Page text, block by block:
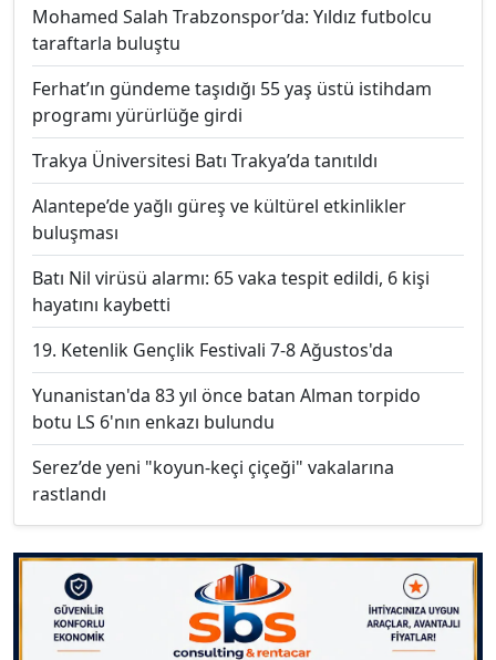
Mohamed Salah Trabzonspor’da: Yıldız futbolcu
taraftarla buluştu
Ferhat’ın gündeme taşıdığı 55 yaş üstü istihdam
programı yürürlüğe girdi
Trakya Üniversitesi Batı Trakya’da tanıtıldı
Alantepe’de yağlı güreş ve kültürel etkinlikler
buluşması
Batı Nil virüsü alarmı: 65 vaka tespit edildi, 6 kişi
hayatını kaybetti
19. Ketenlik Gençlik Festivali 7-8 Ağustos'da
Yunanistan'da 83 yıl önce batan Alman torpido
botu LS 6'nın enkazı bulundu
Serez’de yeni "koyun-keçi çiçeği" vakalarına
rastlandı